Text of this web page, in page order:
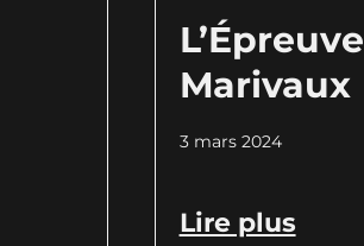
Marivaux
3 mars 2024
Lire plus